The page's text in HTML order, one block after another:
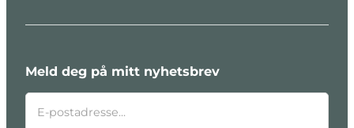
Meld deg på mitt nyhetsbrev